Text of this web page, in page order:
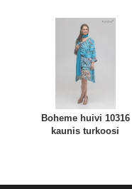
Boheme huivi 10316
kaunis turkoosi